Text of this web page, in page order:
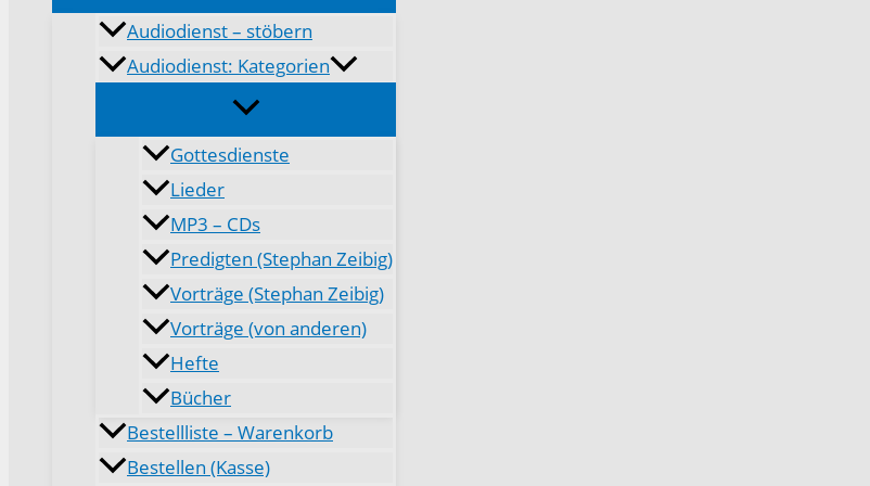
Audiodienst – stöbern
Audiodienst: Kategorien
Gottesdienste
Lieder
MP3 – CDs
Predigten (Stephan Zeibig)
Vorträge (Stephan Zeibig)
Vorträge (von anderen)
Hefte
Bücher
Bestellliste – Warenkorb
Bestellen (Kasse)